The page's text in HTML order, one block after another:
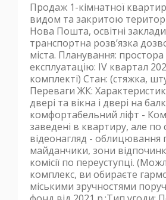
Продаж 1-кімнатної
видом та закритою
Нова Пошта, освітні
транспортна розв’язка
міста. Планування:
експлуатацію: IV квартал
комплекті) Стан: (стяжка,
Переваги ЖК:
двері та вікна і двері на
комфортабельний ліфт -
заведені в квартиру, але по
відеонагляд - облицювання
майданчики, зони
комісії по переуступці.
комплекс, ви обираєте
міськими зручностями